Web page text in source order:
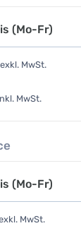
(Mo-Fr)
exkl. MwSt.
MwSt.
(Mo-Fr)
MwSt.